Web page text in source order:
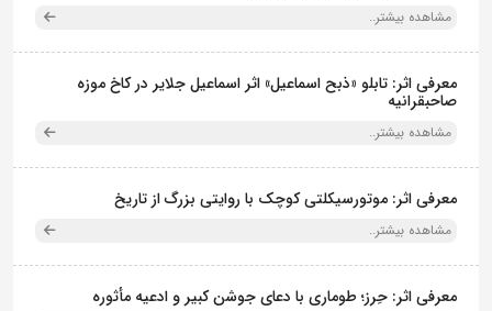
مشاهده بیشتر..
معرفی اثر: تابلو «ذبح اسماعیل» اثر اسماعیل جلایر در کاخ موزه
صاحبقرانیه
مشاهده بیشتر..
معرفی اثر: موتورسیکلتی کوچک با روایتی بزرگ از تاریخ
مشاهده بیشتر..
معرفی اثر: حِرز؛ طوماری با دعای جوشن کبیر و ادعیه مأثوره